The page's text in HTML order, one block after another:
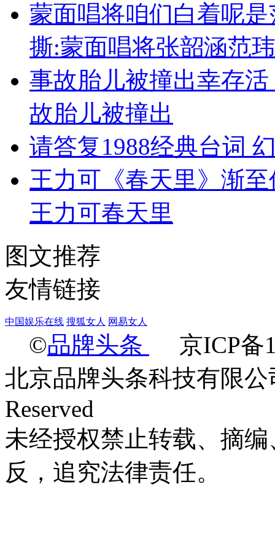
蒙面唱将咱们白着呢
撕:蒙面唱将张韶涵范
事故胎儿被撞出幸存
故胎儿被撞出
请答复1988经典台词
王力可《春天里》渐
王力可春天里
图文推荐
友情链接
中国娱乐在线 搜狐女人 网易女人
©品牌头条
京ICP备
北京品牌头条科技有限公
Reserved
未经授权禁止转载、摘
反，追究法律责任。